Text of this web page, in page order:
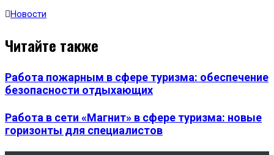
Новости
Читайте также
Работа пожарным в сфере туризма: обеспечение
безопасности отдыхающих
Работа в сети «Магнит» в сфере туризма: новые
горизонты для специалистов